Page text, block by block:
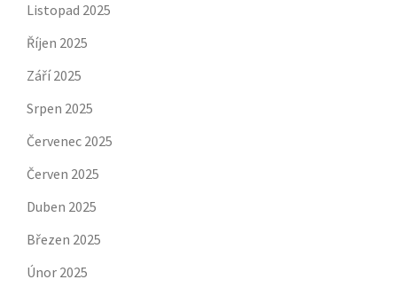
Listopad 2025
Říjen 2025
Září 2025
Srpen 2025
Červenec 2025
Červen 2025
Duben 2025
Březen 2025
Únor 2025